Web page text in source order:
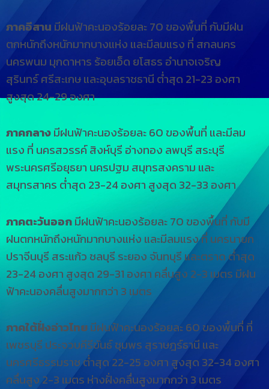
ภาคอีสาน มีฝนฟ้าคะนองร้อยละ 70 ของพื้นที่ กับมีฝน
ตกหนักถึงหนักมากบางแห่ง และมีลมแรง ที่ สกลนคร
นครพนม มุกดาหาร ร้อยเอ็ด ยโสธร อำนาจเจริญ
สุรินทร์ ศรีสะเกษ และอุบลราชธานี ต่ำสุด 21-23 องศา
สูงสุด 24-29 องศา
ภาคกลางมีฝนฟ้าคะนองร้อยละ 60 ของพื้นที่ และมีลม
แรง ที่ นครสวรรค์ สิงห์บุรี อ่างทอง ลพบุรี สระบุรี
พระนครศรีอยุธยา นครปฐม สมุทรสงคราม และ
สมุทรสาคร ต่ำสุด 23-24 องศา สูงสุด 32-33 องศา
ภาคตะวันออกมีฝนฟ้าคะนองร้อยละ 70 ของพื้นที่ กับมี
ฝนตกหนักถึงหนักมากบางแห่ง และมีลมแรง ที่ นครนายก
ปราจีนบุรี สระแก้ว ชลบุรี ระยอง จันทบุรี และตราด ต่ำสุด
23-24 องศา สูงสุด 29-31 องศา คลื่นสูง 2-3 เมตร มีฝน
ฟ้าคะนองคลื่นสูงมากกว่า 3 เมตร
ภาคใต้ฝั่งอ่าวไทยมีฝนฟ้าคะนองร้อยละ 60 ของพื้นที่ ที่
เพชรบุรี ประจวบคีรีขันธ์ ชุมพร สุราษฎร์ธานี และ
นครศรีธรรมราช ต่ำสุด 22-25 องศา สูงสุด 32-34 องศา
คลื่นสูง 2-3 เมตร ห่างฝั่งคลื่นสูงมากกว่า 3 เมตร